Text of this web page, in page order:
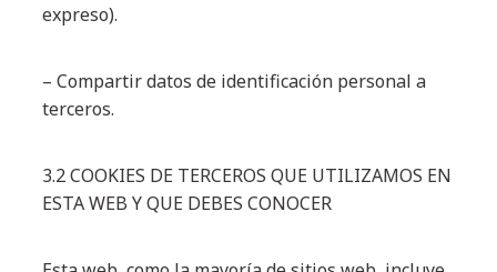
expreso).
– Compartir datos de identificación personal a
terceros.
3.2 COOKIES DE TERCEROS QUE UTILIZAMOS EN
ESTA WEB Y QUE DEBES CONOCER